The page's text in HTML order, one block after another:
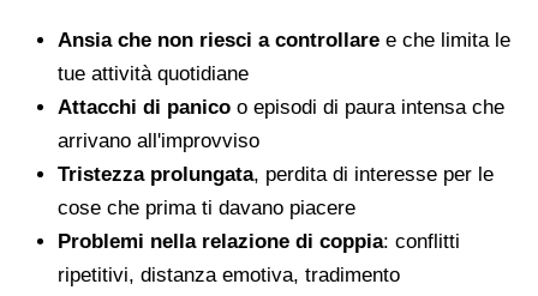
Ansia che non riesci a controllare e che limita le
tue attività quotidiane
Attacchi di panico o episodi di paura intensa che
arrivano all'improvviso
Tristezza prolungata, perdita di interesse per le
cose che prima ti davano piacere
Problemi nella relazione di coppia: conflitti
ripetitivi, distanza emotiva, tradimento